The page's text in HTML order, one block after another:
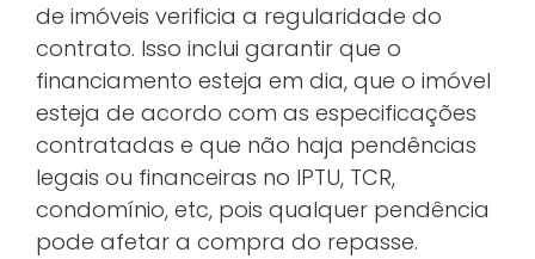
de imóveis verificia a regularidade do
contrato. Isso inclui garantir que o
financiamento esteja em dia, que o imóvel
esteja de acordo com as especificações
contratadas e que não haja pendências
legais ou financeiras no IPTU, TCR,
condomínio, etc, pois qualquer pendência
pode afetar a compra do repasse.